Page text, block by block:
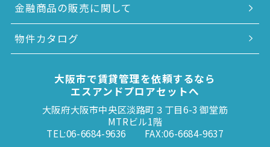
金融商品の販売に関して
物件カタログ
大阪市で賃貸管理を依頼するなら
エスアンドプロアセットへ
大阪府大阪市中央区淡路町３丁目6-3 御堂筋
MTRビル1階
TEL:06-6684-9636
FAX:06-6684-9637